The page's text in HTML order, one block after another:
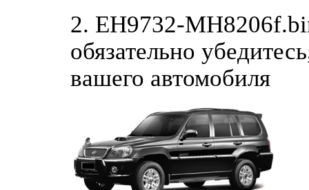
2. EH9732-
обязательно
вашего автомобиля